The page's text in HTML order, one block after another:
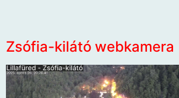
Zsófia-kilátó webkamera